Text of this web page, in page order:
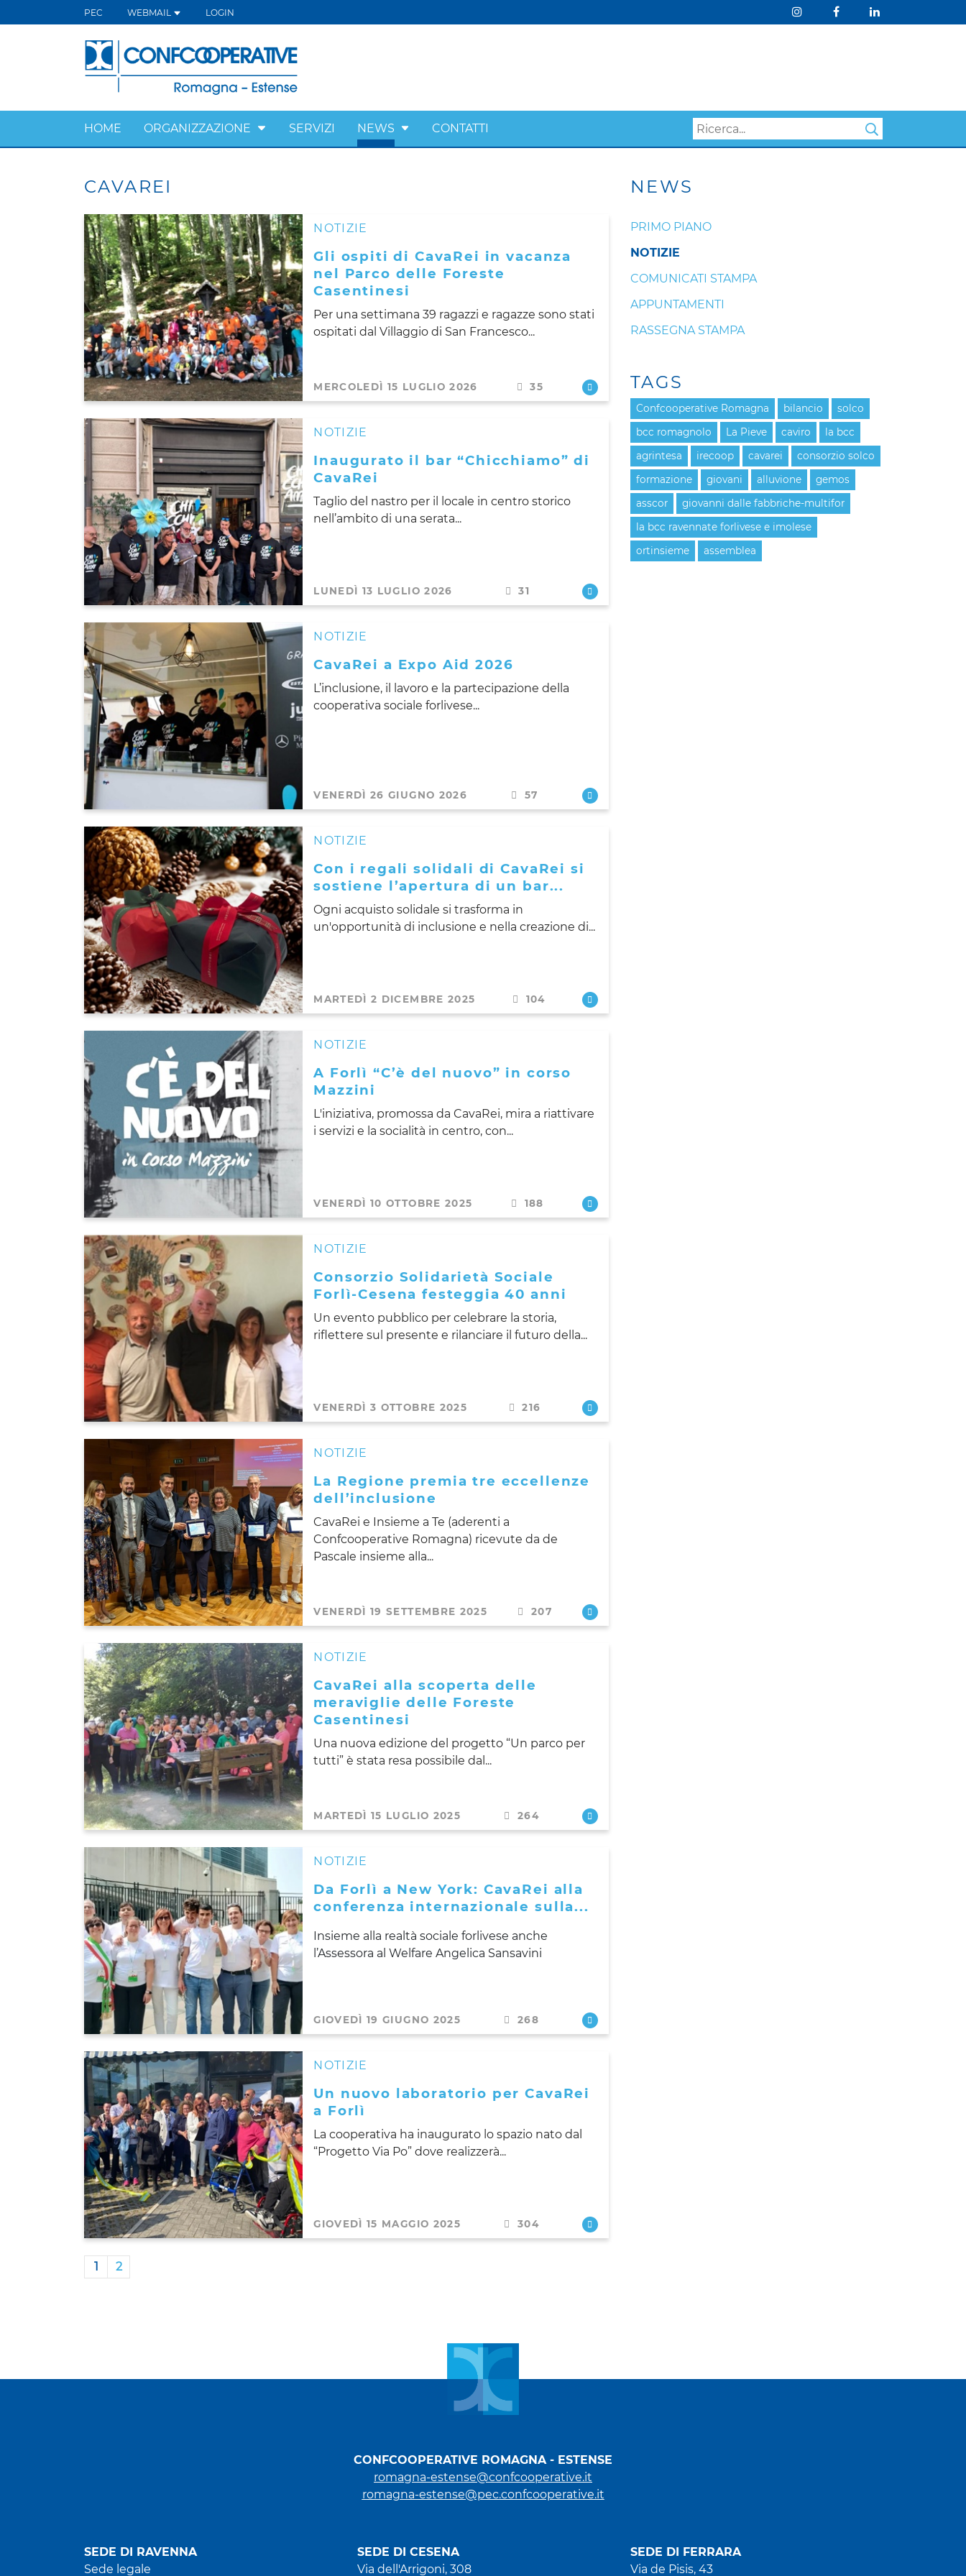
PEC WEBMAIL LOGIN
HOME ORGANIZZAZIONE SERVIZI NEWS CONTATTI
CAVAREI
NOTIZIE
Gli ospiti di CavaRei in vacanza
nel Parco delle Foreste
Casentinesi
Per una settimana 39 ragazzi e ragazze sono stati
ospitati dal Villaggio di San Francesco...
MERCOLEDÌ 15 LUGLIO 2026 35
NOTIZIE
Inaugurato il bar “Chicchiamo” di
CavaRei
Taglio del nastro per il locale in centro storico
nell’ambito di una serata...
LUNEDÌ 13 LUGLIO 2026 31
NOTIZIE
CavaRei a Expo Aid 2026
L’inclusione, il lavoro e la partecipazione della
cooperativa sociale forlivese...
VENERDÌ 26 GIUGNO 2026 57
NOTIZIE
Con i regali solidali di CavaRei si
sostiene l’apertura di un bar...
Ogni acquisto solidale si trasforma in
un'opportunità di inclusione e nella creazione di...
MARTEDÌ 2 DICEMBRE 2025 104
NOTIZIE
A Forlì “C’è del nuovo” in corso
Mazzini
L'iniziativa, promossa da CavaRei, mira a riattivare
i servizi e la socialità in centro, con...
VENERDÌ 10 OTTOBRE 2025 188
NOTIZIE
Consorzio Solidarietà Sociale
Forlì-Cesena festeggia 40 anni
Un evento pubblico per celebrare la storia,
riflettere sul presente e rilanciare il futuro della...
VENERDÌ 3 OTTOBRE 2025 216
NOTIZIE
La Regione premia tre eccellenze
dell’inclusione
CavaRei e Insieme a Te (aderenti a
Confcooperative Romagna) ricevute da de
Pascale insieme alla...
VENERDÌ 19 SETTEMBRE 2025 207
NOTIZIE
CavaRei alla scoperta delle
meraviglie delle Foreste
Casentinesi
Una nuova edizione del progetto “Un parco per
tutti” è stata resa possibile dal...
MARTEDÌ 15 LUGLIO 2025 264
NOTIZIE
Da Forlì a New York: CavaRei alla
conferenza internazionale sulla...
Insieme alla realtà sociale forlivese anche
l’Assessora al Welfare Angelica Sansavini
GIOVEDÌ 19 GIUGNO 2025 268
NOTIZIE
Un nuovo laboratorio per CavaRei
a Forlì
La cooperativa ha inaugurato lo spazio nato dal
“Progetto Via Po” dove realizzerà...
GIOVEDÌ 15 MAGGIO 2025 304
1 2
NEWS
PRIMO PIANO
NOTIZIE
COMUNICATI STAMPA
APPUNTAMENTI
RASSEGNA STAMPA
TAGS
Confcooperative Romagna bilancio solco
bcc romagnolo La Pieve caviro la bcc
agrintesa irecoop cavarei consorzio solco
formazione giovani alluvione gemos
asscor giovanni dalle fabbriche-multifor
la bcc ravennate forlivese e imolese
ortinsieme assemblea
CONFCOOPERATIVE ROMAGNA - ESTENSE
romagna-estense@confcooperative.it
romagna-estense@pec.confcooperative.it
SEDE DI FERRARA
Via de Pisis, 43
SEDE DI CESENA
Via dell'Arrigoni, 308
SEDE DI RAVENNA
Sede legale